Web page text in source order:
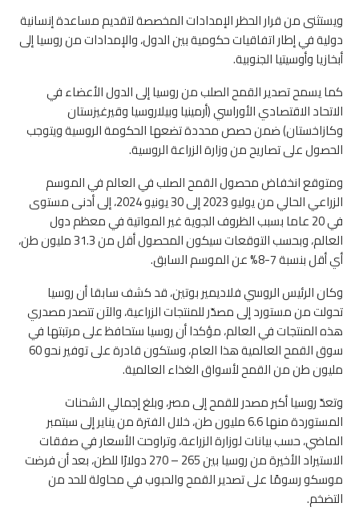
ويستثنى من قرار الحظر الإمدادات المخصصة لتقديم مساعدة إنسانية
دولية في إطار اتفاقيات حكومية بين الدول، والإمدادات من روسيا إلى
أبخازيا وأوسيتيا الجنوبية.
كما يسمح تصدير القمح الصلب من روسيا إلى الدول الأعضاء في
الاتحاد الاقتصادي الأوراسي (أرمينيا وبيلاروسيا وقيرغيزستان
وكازاخستان) ضمن حصص محددة تضعها الحكومة الروسية ويتوجب
الحصول على تصاريح من وزارة الزراعة الروسية.
ومتوقع انخفاض محصول القمح الصلب في العالم في الموسم
الزراعي الحالي من يوليو 2023 إلى 30 يونيو 2024، إلى أدنى مستوى
في 20 عاما بسبب الظروف الجوية غير المواتية في معظم دول
العالم، وبحسب التوقعات سيكون المحصول أقل من 31.3 مليون طن،
أي أقل بنسبة 7-8% عن الموسم السابق.
وكان الرئيس الروسي فلاديمير بوتين، قد كشف سابقا أن روسيا
تحولت من مستورد إلى مصدّر للمنتجات الزراعية، والآن تتصدر مصدري
هذه المنتجات في العالم، مؤكدا أن روسيا ستحافظ على مرتبتها في
سوق القمح العالمية هذا العام، وستكون قادرة على توفير نحو 60
مليون طن من القمح لأسواق الغذاء العالمية.
وتعدّ روسيا أكبر مصدر للقمح إلى مصر، وبلغ إجمالي الشحنات
المستوردة منها 6.6 مليون طن، خلال الفترة من يناير إلى سبتمبر
الماضي، حسب بيانات لوزارة الزراعة، وتراوحت الأسعار في صفقات
الاستيراد الأخيرة من روسيا بين 265 – 270 دولارًا للطن، بعد أن فرضت
موسكو رسومًا على تصدير القمح والحبوب في محاولة للحد من
التضخم.